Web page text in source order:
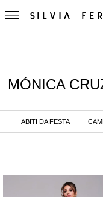
MÓNICA
ABITI DA FESTA